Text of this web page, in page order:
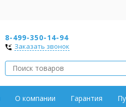
8-499-350-14-94
Заказать звонок
О компании Гарантия